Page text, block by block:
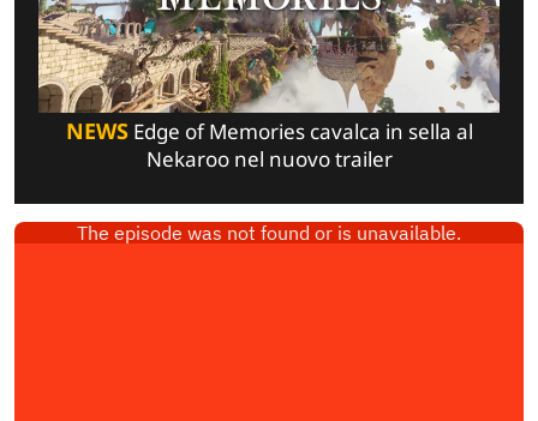
NEWSEdge of Memories cavalca in sella al
Nekaroo nel nuovo trailer